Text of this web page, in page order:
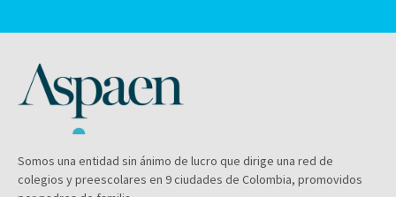
Somos una entidad sin ánimo de lucro que dirige una red de
colegios y preescolares en 9 ciudades de Colombia, promovidos